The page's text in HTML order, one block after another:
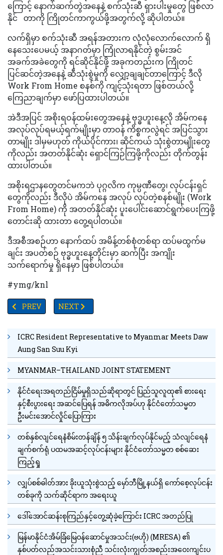
ကြောင့် နောက်ဆက်တွဲအနေနဲ့ စက်သုံးဆီ ရှားပါးမှုတွေ ဖြစ်လာ
နိုင် တာကို ကြိုတင်ကာကွယ်ဖို့အတွက်လို့ ဆိုပါတယ်။
လက်ရှိမှာ စက်သုံးဆီ အရန်အတားက လုံလုံလောက်လောက် ရှိ
နေသေးပေမယ့် အနာဂတ်မှာ ကြုံလာရနိုင်တဲ့ စွမ်းအင်
အခက်အခဲတွေကို ရင်ဆိုင်နိုင်ဖို့ အခုကတည်းက ကြိုတင်
ပြင်ဆင်တဲ့အနေနဲ့ ဆီသုံးစွဲမှုကို လျှော့ချချင်တာကြောင့် ဒီလို
Work From Home စနစ်ကို ကျင့်သုံးရတာ ဖြစ်တယ်လို့
ကြေညာချက်မှာ ဖော်ပြထားပါတယ်။
အဲဒီအပြင် အစိုးရဝန်ထမ်းတွေအနေနဲ့ ဗုဒ္ဓဟူးနေ့လို အိမ်ကနေ
အလုပ်လုပ်ရမယ့်ရက်မျိုးမှာ တာဝန် ကိစ္စကလွဲရင် အပြင်သွား
တာမျိုး ဒါမှမဟုတ် ကိုယ်ပိုင်ကား၊ ဆိုင်ကယ် သုံးစွဲတာမျိုးတွေ
ကိုလည်း အတတ်နိုင်ဆုံး ရှောင်ကြဉ်ကြဖို့ကိုလည်း တိုက်တွန်း
ထားပါတယ်။
အစိုးရဌာနတွေတင်မကဘဲ ပုဂ္ဂလိက ကုမ္ပဏီတွေ၊ လုပ်ငန်းရှင်
တွေကိုလည်း ဒီလိုပဲ အိမ်ကနေ အလုပ် လုပ်တဲ့စနစ်မျိုး (Work
From Home) ကို အတတ်နိုင်ဆုံး ပူးပေါင်းဆောင်ရွက်ပေးကြဖို့
တောင်းဆို ထားတာ တွေ့ရပါတယ်။
ဒီအစီအစဉ်ဟာ နောက်ထပ် အမိန့်တစ်စုံတစ်ရာ ထပ်မထွက်မ
ချင်း အပတ်စဉ် ဗုဒ္ဓဟူးနေ့တိုင်းမှာ ဆက်ပြီး အကျိုး
သက်ရောက်မှု ရှိနေမှာ ဖြစ်ပါတယ်။
#ymg/knl
PREVIOUS ARTICLE: စက်သုံးဆီဝယ်ယူမှုကို QR စနစ်ဖြင့် ကန့်သတ်
PREV NEXT ARTICLE: စက်သုံးဆီ အခက်အခဲနှင့်ဈေးနှုန်းမ
NEXT
ICRC Resident Representative to Myanmar Meets Daw
Aung San Suu Kyi
MYANMAR–THAILAND JOINT STATEMENT
နိုင်ငံရေးအရတည်ငြိမ်မှုရှိသည်ဆိုရာတွင် ပြည်သူလူထု၏ စားရေး
နှင့်စီးပွားရေး အဆင်ပြေရန် အဓိကလိုအပ်ဟု နိုင်ငံတော်သမ္မတ
ဦးမင်းအောင်လှိုင်ပြောကြား
တစ်နှစ်လျင်ရေနံစိမ်းတန်ချိန် ၅ သိန်းချက်လုပ်နိုင်မည့် သံလျင်ရေနံ
ချက်စက်ရုံ ပထမအဆင့်လုပ်ငန်းများ နိုင်ငံတော်သမ္မတ စစ်ဆေး
ကြည့်ရှု
လျှပ်စစ်ဓါတ်အား ခိုးယူသုံးစွဲသည့် မှော်ဘီမြို့နယ်ရှိ ကော်စေ့လုပ်ငန်း
တစ်ခုကို သက်ဆိုင်ရာက အရေးယူ
ဒေါ်အောင်ဆန်းစုကြည်နှင့်တွေ့ဆုံခဲ့ကြောင်း ICRC အတည်ပြု
မြန်မာနိုင်ငံအိမ်ခြံမြေဝန်ဆောင်မှုအသင်း(ဗဟို) (MRESA) ၏
နှစ်ပတ်လည်အသင်းသားစုံညီ သင်းလုံးကျွတ်အစည်းအဝေးကျင်းပ